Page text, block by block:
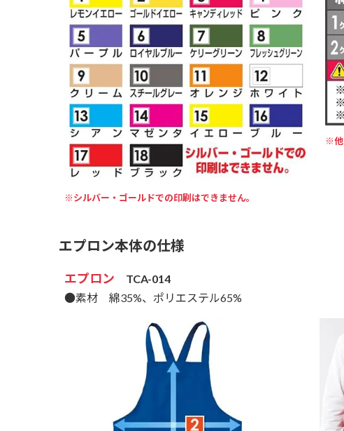
※シルバー・ゴールドでの印刷はできません。
※他
エプロン本体の仕様
エプロン TCA-014
●素材 綿35%、ポリエステル65%